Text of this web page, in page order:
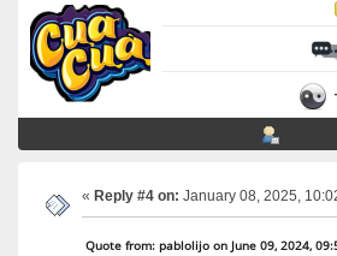
« Reply #4 on: January 08, 2025,
Quote from: pablolijo on June 09, 2024,